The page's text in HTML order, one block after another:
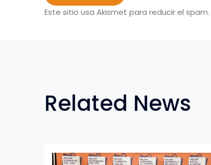
Este sitio usa Akismet para reducir el spam.
Related News